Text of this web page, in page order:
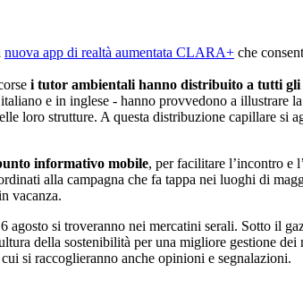
nuova app di realtà aumentata CLARA+ che
i tutor ambientali hanno distribuito a tutti
e in inglese - hanno provvedono a illustrare
loro strutture. A questa distribuzione capillare
informativo mobile, per facilitare l’incontro e
alla campagna che fa tappa nei luoghi di
vacanza.
agosto si troveranno nei mercatini serali. Sotto il
della sostenibilità per una migliore gestione
si raccoglieranno anche opinioni e segnalazioni.